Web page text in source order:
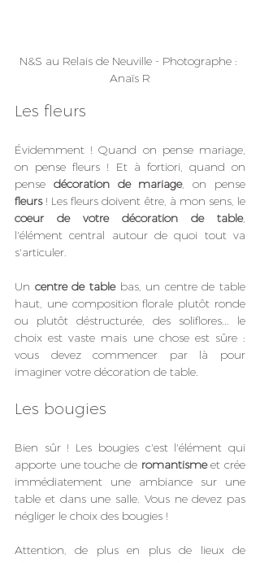
N&S au Relais de Neuville - Photographe :
Anaïs R
Les fleurs
Évidemment ! Quand on pense mariage,
on pense fleurs ! Et à fortiori, quand on
pense décoration de mariage
fleurs
coeur de votre décoration de table,
l'élément central autour de quoi tout va
s'articuler.
Un centre de table bas, un centre de table
haut, une composition florale plutôt ronde
ou plutôt déstructurée, des soliflores... le
choix est vaste mais une chose est sûre :
vous devez commencer par là pour
imaginer votre décoration de table.
Les bougies
Bien sûr ! Les bougies c'est l'élément qui
apporte une touche de romantisme et crée
immédiatement une ambiance sur une
table et dans une salle. Vous ne devez pas
négliger le choix des bougies !
Attention, de plus en plus de lieux de